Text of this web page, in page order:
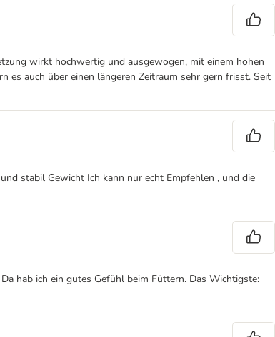
wirkt hochwertig und ausgewogen, mit einem hohen
es auch über einen längeren Zeitraum sehr gern frisst. Seit
stabil Gewicht Ich kann nur echt Empfehlen , und die
hab ich ein gutes Gefühl beim Füttern. Das Wichtigste: